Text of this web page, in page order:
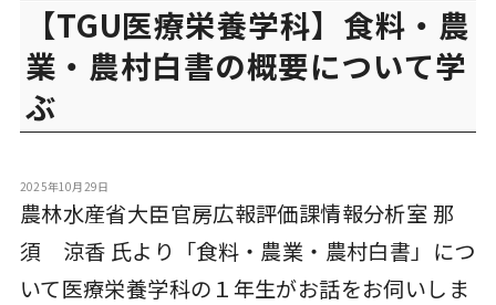
【TGU医療栄養学科】食料・農
業・農村白書の概要について学
ぶ
2025年10月29日
農林水産省大臣官房広報評価課情報分析室 那
須 涼香 氏より「食料・農業・農村白書」につ
いて医療栄養学科の１年生がお話をお伺いしま